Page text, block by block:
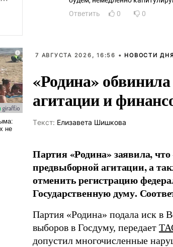
Ответить
0 0
7 АВГУСТА 2026, 16:56 • НОВОСТИ ДНЯ
«Родина»
агитации и
Tекст: Елизавета Шишкова
Партия «Родина» заявила,
предвыборной агитации, а
отменить регистрацию
Государственную думу.
Партия «Родина» подала иск в
выборов в Госдуму, передает
допустил многочисленные